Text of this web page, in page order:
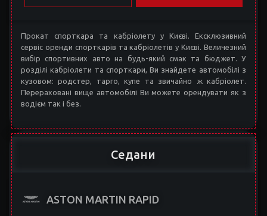
Прокат спорткара та кабріолету у Києві. Ексклюзивний
сервіс оренди спорткарів та кабріолетів у Києві. Величезний
вибір спортивних авто на будь-який смак та бюджет. У
розділі кабріолети та спорткари, Ви знайдете автомобілі з
кузовом: родстер, тарго, купе та звичайно ж кабріолет.
Перераховані вище автомобілі Ви можете орендувати як з
водієм так і без.
Седани
ASTON MARTIN RAPID